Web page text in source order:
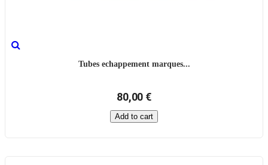
Tubes echappement marques...
80,00 €
Add to cart